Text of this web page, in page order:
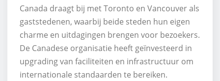
Canada draagt bij met Toronto en Vancouver als
gaststedenen, waarbij beide steden hun eigen
charme en uitdagingen brengen voor bezoekers.
De Canadese organisatie heeft geïnvesteerd in
upgrading van faciliteiten en infrastructuur om
internationale standaarden te bereiken.